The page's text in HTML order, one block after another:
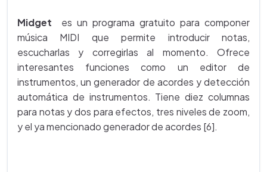
Midget es un programa gratuito para componer
música MIDI que permite introducir notas,
escucharlas y corregirlas al momento. Ofrece
interesantes funciones como un editor de
instrumentos, un generador de acordes y detección
automática de instrumentos. Tiene diez columnas
para notas y dos para efectos, tres niveles de zoom,
y el ya mencionado generador de acordes [6].